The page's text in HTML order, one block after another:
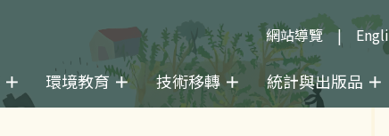
網站導覽
環境教育 技術移轉 統計與出版品